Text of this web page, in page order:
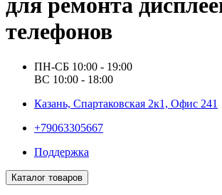
для ремонта
телефонов
ПН-СБ 10:00 - 19:00
ВС 10:00 - 18:00
Казань, Спартаковская 2к1, Офис 241
+79063305667
Поддержка
Каталог товаров